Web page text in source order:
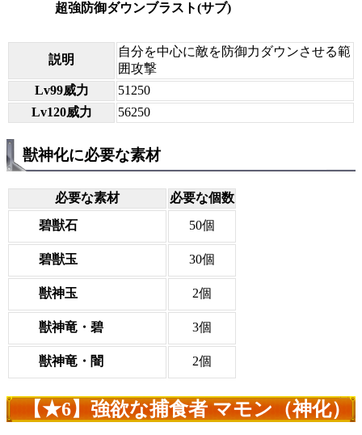
超強防御ダウンブラスト(サブ)
説明
自分を中心に敵を防御力ダウンさせる範
囲攻撃
Lv99威力
51250
Lv120威力
56250
獣神化に必要な素材
必要な素材
必要な個数
碧獣石
50個
碧獣玉 30個
獣神玉 2個
獣神竜・碧 3個
獣神竜・闇 2個
【★6】強欲な捕食者 マモン（神化）